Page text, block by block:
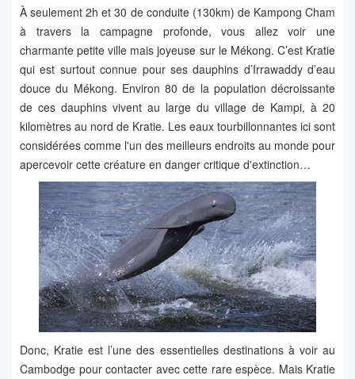
À seulement 2h et 30 de conduite (130km) de Kampong Cham
à travers la campagne profonde, vous allez voir une
charmante petite ville mais joyeuse sur le Mékong. C’est Kratie
qui est surtout connue pour ses dauphins d’Irrawaddy d’eau
douce du Mékong. Environ 80 de la population décroissante
de ces dauphins vivent au large du village de Kampi, à 20
kilomètres au nord de Kratie. Les eaux tourbillonnantes ici sont
considérées comme l'un des meilleurs endroits au monde pour
apercevoir cette créature en danger critique d'extinction…
Donc, Kratie est l’une des essentielles destinations à voir au
Cambodge pour contacter avec cette rare espèce. Mais Kratie